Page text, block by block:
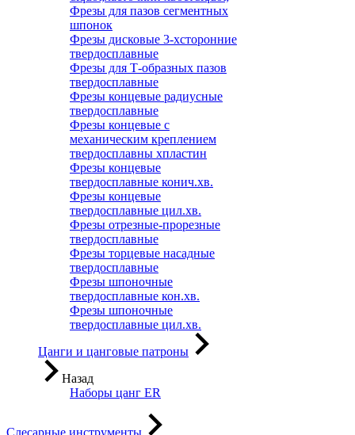
Фрезы для пазов сегментных
шпонок
Фрезы дисковые 3-хсторонние
твердосплавные
Фрезы для Т-образных пазов
твердосплавные
Фрезы концевые радиусные
твердосплавные
Фрезы концевые с
механическим креплением
твердосплавны хпластин
Фрезы концевые
твердосплавные конич.хв.
Фрезы концевые
твердосплавные цил.хв.
Фрезы отрезные-прорезные
твердосплавные
Фрезы торцевые насадные
твердосплавные
Фрезы шпоночные
твердосплавные кон.хв.
Фрезы шпоночные
твердосплавные цил.хв.
Цанги и цанговые патроны
Назад
Наборы цанг ER
Слесарные инструменты